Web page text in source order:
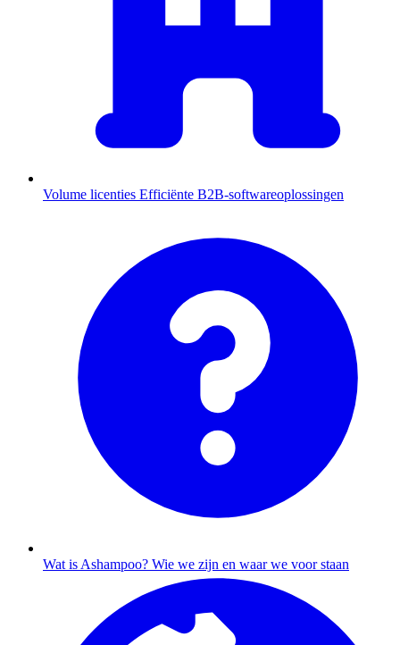
Volume licenties Efficiënte B2B-softwareoplossingen
Wat is Ashampoo? Wie we zijn en waar we voor staan